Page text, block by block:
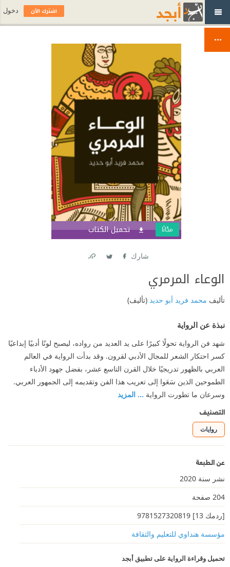
تحميل الكتاب مجّانًا
شارك
الوعاء المرمري
تأليف محمد فريد أبو حديد (تأليف)
نبذة عن الرواية
شهد فن الرواية تحولًا كبيرًا على يد العديد من رواده، ليصبح لونًا أدبيًا إبداعيًا
كسر احتكار الشعر للمجال الأدبي لقرون. وقد بدأت الرواية في العالم
العربي بالظهور تدريجيًا خلال القرن التاسع عشر، بفضل جهود الأدباء
الطموحين الذين سَعَوا إلى تعريب هذا الفن وتقديمه إلى الجمهور العربي.
وسرعان ما تطورت الرواية ... المزيد
التصنيف
روايات
عن الطبعة
نشر سنة 2020
204 صفحة
[ردمك 13] 9781527320819
مؤسسة هنداوي للتعليم والثقافة
تحميل وقراءة الرواية على تطبيق أبجد
اشترك الآن دخول